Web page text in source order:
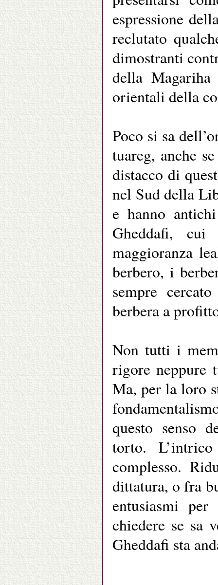
espressione
reclutato
dimostranti
della
orientali della
Poco si sa
tuareg, anche
distacco di
nel Sud della
e hanno
Gheddafi,
maggioranza
berbero, i
sempre
berbera a
Non tutti i
rigore neppure
Ma, per la loro
questo senso
torto.
complesso.
dittatura, o fra
entusiasmi
chiedere se sa
Gheddafi sta